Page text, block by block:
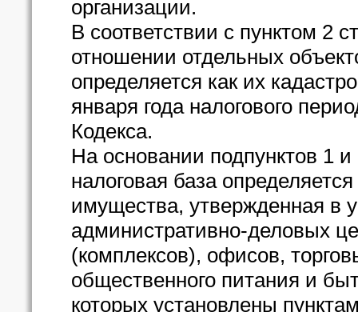
организации.
В соответствии с пунктом 2
отношении отдельных
определяется как их
января года налогового
Кодекса.
На основании подпунктов 1 и
налоговая база
имущества, утвержденная в
административно-деловых
(комплексов), офисов,
общественного питания и
которых установлены